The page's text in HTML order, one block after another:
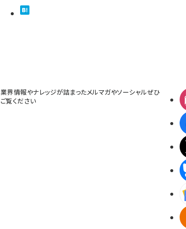
業界情報やナレッジが詰まったメルマガやソーシャルぜひ
ご覧ください